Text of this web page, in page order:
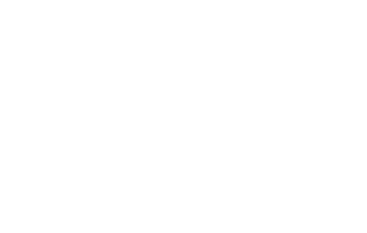
Cardíaca” da Bayer
nova regras do registo, alerta associação
e representam um investimento sustentável para os sistemas de saúde”